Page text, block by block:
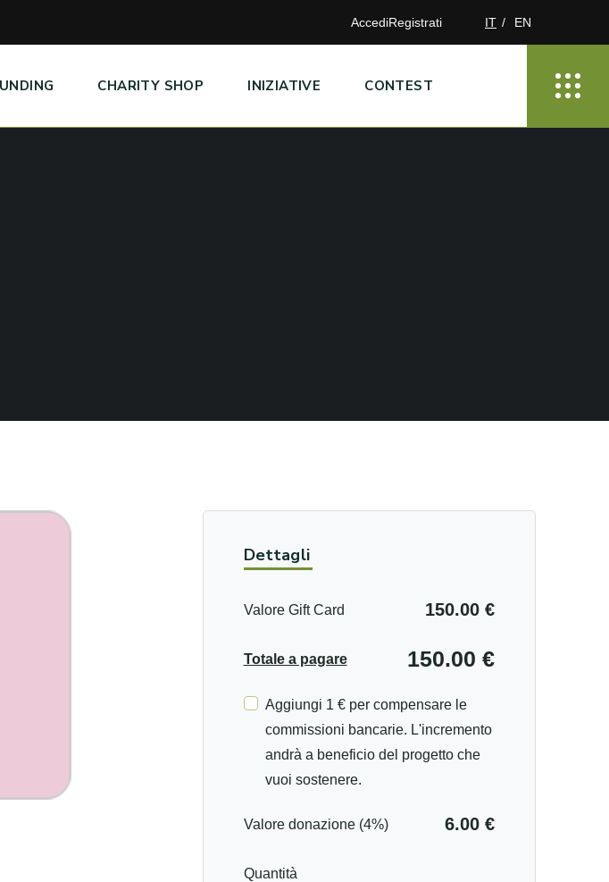
AccediRegistrati IT EN
CHARITY SHOP INIZIATIVE CONTEST
Dettagli
Valore Gift Card 150.00 €
Totale a pagare 150.00 €
Aggiungi 1 € per compensare le
commissioni bancarie. L'incremento
andrà a beneficio del progetto che
vuoi sostenere.
Valore donazione (4%) 6.00 €
Quantità